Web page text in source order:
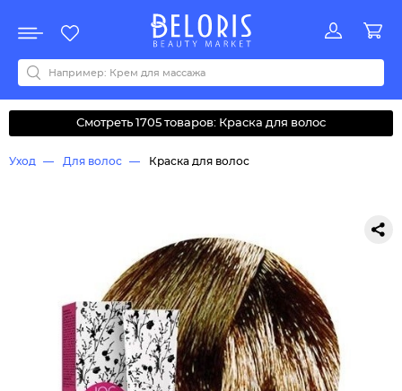
Акции
Все бренды
0-9ABCDEFGHIJKLMNOPQRSTUVWYZАБВДЗИМОКЛНПРСТУФ
Смотреть 1705 товаров: Краска для волос
Уход Для волос Краска для волос